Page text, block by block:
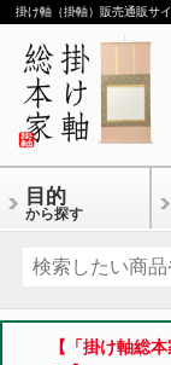
掛け軸（掛軸）販売通販サ
目的
から探す
【「掛け軸総